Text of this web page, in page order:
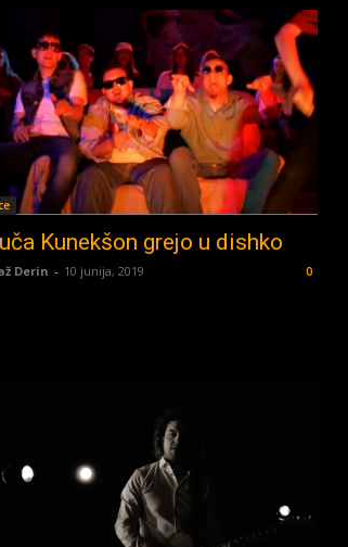
Kunekšon grejo u dishko
Derin - 10 junija, 2019 0